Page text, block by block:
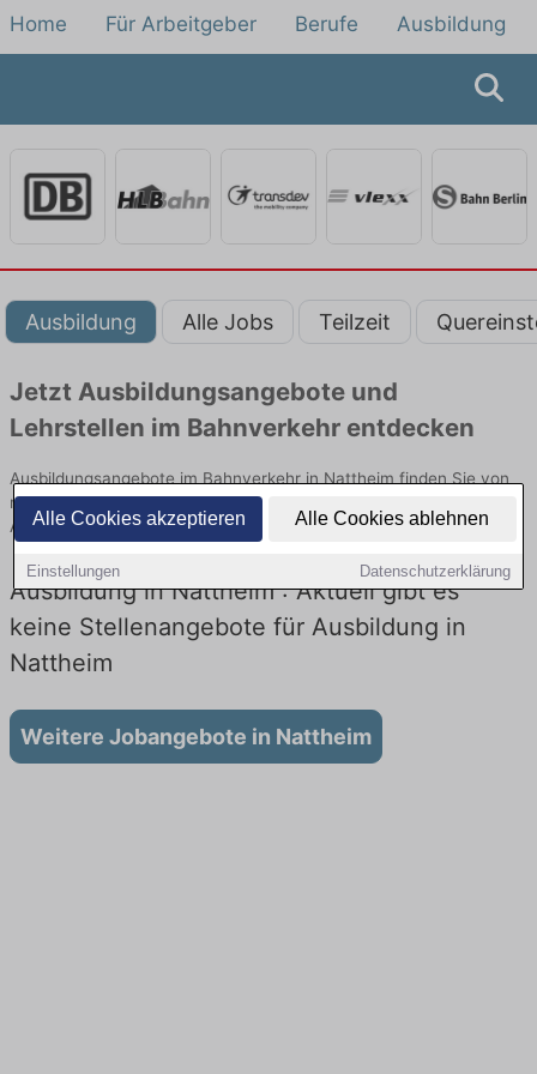
Alle Cookies akzeptieren Alle Cookies ablehnen
Einstellungen Datenschutzerklärung
Home Für Arbeitgeber Berufe Ausbildung
Ausbildung Alle Jobs Teilzeit
Jetzt Ausbildungsangebote und
Lehrstellen im Bahnverkehr entdecken
Ausbildungsangebote im Bahnverkehr in Nattheim finden Sie von
namhaften Firmen. Entdecken Sie freie Optionen von Top-
Arbeitgebern und bewerben Sie sich noch heute.
Ausbildung in Nattheim : Aktuell gibt es
keine Stellenangebote für Ausbildung in
Nattheim
Weitere Jobangebote in Nattheim